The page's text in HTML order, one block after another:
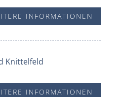
INFORMATIONEN
Knittelfeld
INFORMATIONEN